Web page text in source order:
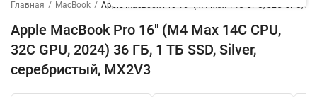
Главная / MacBook / Apple MacBook Pro 16" (M4 Max 14C CPU, 32C GPU,
Apple MacBook Pro 16" (M4 Max 14C CPU,
32C GPU, 2024) 36 ГБ, 1 ТБ SSD, Silver,
серебристый, MX2V3